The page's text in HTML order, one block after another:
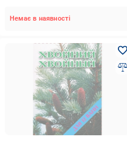
Немає в наявності